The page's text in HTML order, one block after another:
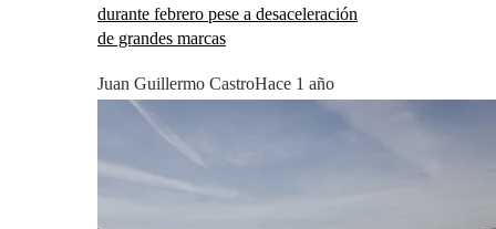
durante febrero pese a desaceleración
de grandes marcas
Juan Guillermo CastroHace 1 año